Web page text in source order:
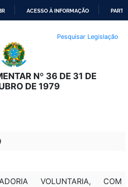
O
CONTEÚDO
ACESSO À INFORMAÇÃO
Pesquisar Legislação
Nº 36 DE 31 DE
DE 1979
VOLUNTARIA, COM